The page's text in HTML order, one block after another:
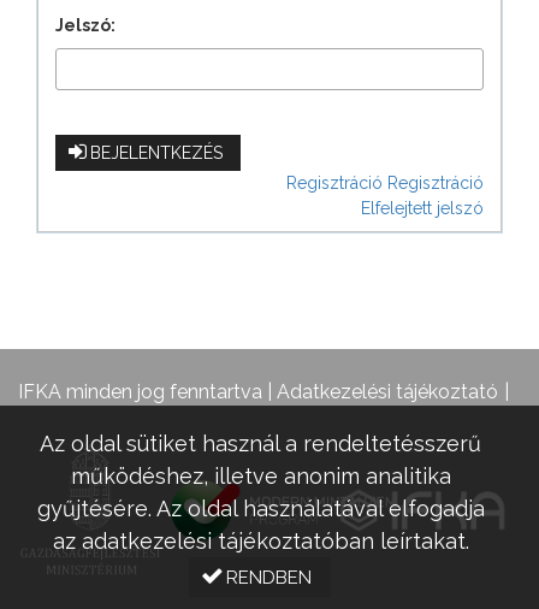
Jelszó:
BEJELENTKEZÉS
Regisztráció Regisztráció
Elfelejtett jelszó
IFKA minden jog fenntartva | Adatkezelési tájékoztató
Az oldal sütiket használ a rendeltetésszerű
működéshez, illetve anonim analitika
gyűjtésére. Az oldal használatával elfogadja
az adatkezelési tájékoztatóban leírtakat.
RENDBEN